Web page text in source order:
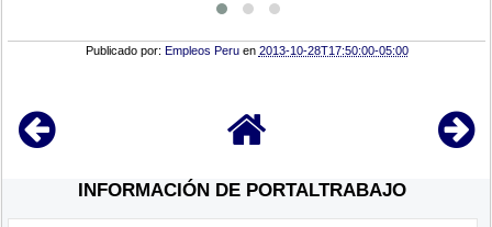
Publicado por: Empleos Peru en 2013-10-28T17:50:00-05:00
INFORMACIÓN DE PORTALTRABAJO